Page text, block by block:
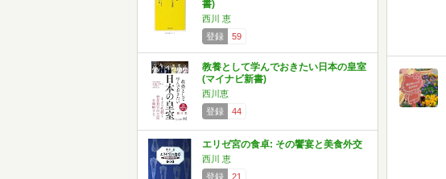
書)
西川 恵
登録
59
教養として学んでおきたい日本の皇室
(マイナビ新書)
西川恵
登録
44
エリゼ宮の食卓: その饗宴と美食外交
西川 恵
登録
21